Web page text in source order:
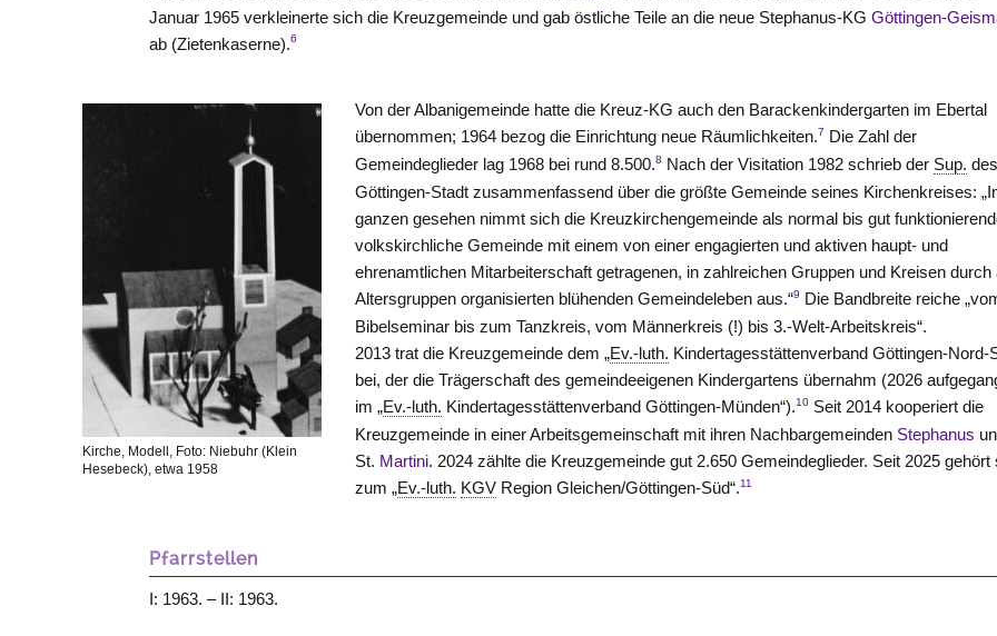
Januar 1965 verkleinerte sich die Kreuzgemeinde und gab östliche Teile an die neue Stephanus-KGGöttingen-
ab (Zietenkaserne).6
Kirche, Modell, Foto: Niebuhr (Klein
Hesebeck), etwa 1958
Von der Albanigemeinde hatte die Kreuz-KG auch den Barackenkindergarten im Ebertal
übernommen; 1964 bezog die Einrichtung neue Räumlichkeiten.7 Die Zahl der
Gemeindeglieder lag 1968 bei rund 8.500.8 Nach der Visitation 1982 schrieb der Sup. des
Göttingen-Stadt zusammenfassend über die größte Gemeinde seines Kirchenkreises:
ganzen gesehen nimmt sich die Kreuzkirchengemeinde als normal bis gut
volkskirchliche Gemeinde mit einem von einer engagierten und aktiven haupt- und
ehrenamtlichen Mitarbeiterschaft getragenen, in zahlreichen Gruppen und Kreisen durch
Altersgruppen organisierten blühenden Gemeindeleben aus.“9 Die Bandbreite reiche
Bibelseminar bis zum Tanzkreis, vom Männerkreis (!) bis 3.-Welt-Arbeitskreis“.
2013 trat die Kreuzgemeinde dem „Ev.-luth. Kindertagesstättenverband Göttingen-Nord-
bei, der die Trägerschaft des gemeindeeigenen Kindergartens übernahm (2026
im „Ev.-luth. Kindertagesstättenverband Göttingen-Münden“).10 Seit 2014 kooperiert die
Kreuzgemeinde in einer Arbeitsgemeinschaft mit ihren Nachbargemeinden Stephanus
St. Martini. 2024 zählte die Kreuzgemeinde gut 2.650 Gemeindeglieder. Seit 2025 gehört
zum „Ev.-luth. KGV Region Gleichen/Göttingen-Süd“.11
Pfarrstellen
I: 1963. – II: 1963.